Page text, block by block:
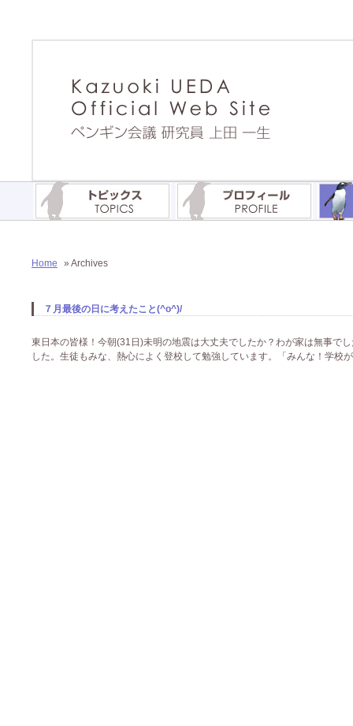
Home » Archives
７月最後の日に考えたこと(^o^)/
東日本の皆様！今朝(31日)未明の地震は大丈夫でしたか？わが家は無事で
した。生徒もみな、熱心によく登校して勉強しています。「みんな！学校